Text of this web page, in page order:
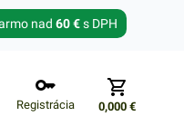
nad 60 €s DPH
Registrácia 0,000€